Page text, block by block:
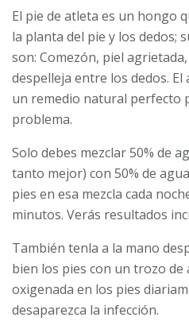
El pie de atleta es un hongo
la planta del pie y los dedos;
son: Comezón, piel
despelleja entre los dedos.
un remedio natural perfecto
problema.
Solo debes mezclar 50% de
tanto mejor) con 50% de
pies en esa mezcla cada
minutos. Verás resultados
También tenla a la mano
bien los pies con un trozo de
oxigenada en los pies
desaparezca la infección.